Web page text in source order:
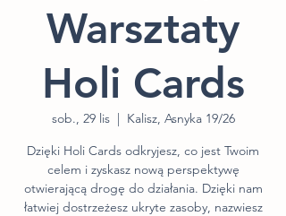
Warsztaty
Holi Cards
sob., 29 lis
  |
Kalisz, Asnyka 19/26
Dzięki Holi Cards odkryjesz, co jest Twoim
celem i zyskasz nową perspektywę
otwierającą drogę do działania. Dzięki nam
łatwiej dostrzeżesz ukryte zasoby, nazwiesz